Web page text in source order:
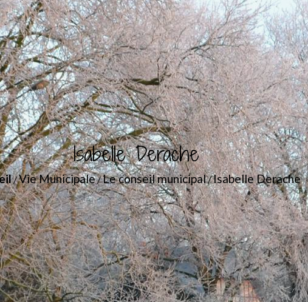
Isabelle Derache
/Vie Municipale/Le conseil municipal/Isabelle Derache